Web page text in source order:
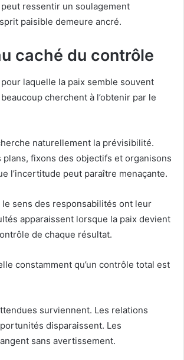
ressentir un soulagement
paisible demeure ancré.
caché du contrôle
laquelle la paix semble souvent
cherchent à l’obtenir par le
naturellement la prévisibilité.
plans, fixons des objectifs et organisons
l’incertitude peut paraître menaçante.
le sens des responsabilités ont leur
apparaissent lorsque la paix devient
de chaque résultat.
constamment qu’un contrôle total est
surviennent. Les relations
disparaissent. Les
sans avertissement.